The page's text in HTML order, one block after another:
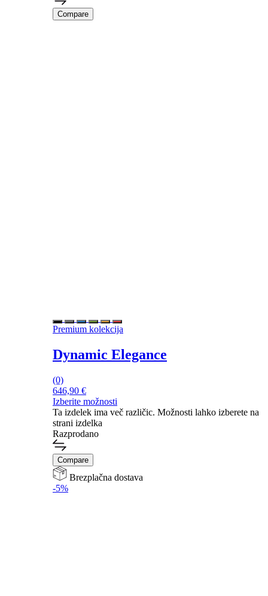
Compare
Premium kolekcija
Dynamic Elegance
(0)
646,90 €
Izberite možnosti
Ta izdelek ima več različic. Možnosti lahko izberete na
strani izdelka
Razprodano
Compare
Brezplačna dostava
-5%